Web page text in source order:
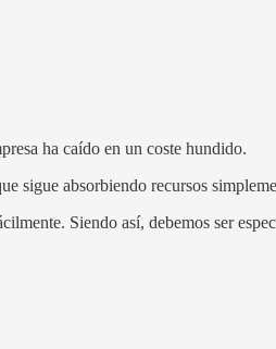
ha caído en un coste hundido.
sigue absorbiendo recursos
Siendo así, debemos ser